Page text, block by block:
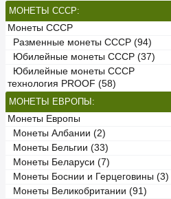
МОНЕТЫ СССР:
Монеты СССР
Разменные монеты СССР (94)
Юбилейные монеты СССР (37)
Юбилейные монеты СССР
технология PROOF (58)
МОНЕТЫ ЕВРОПЫ:
Монеты Европы
Монеты Албании (2)
Монеты Бельгии (33)
Монеты Беларуси (7)
Монеты Боснии и Герцеговины (3)
Монеты Великобритании (91)